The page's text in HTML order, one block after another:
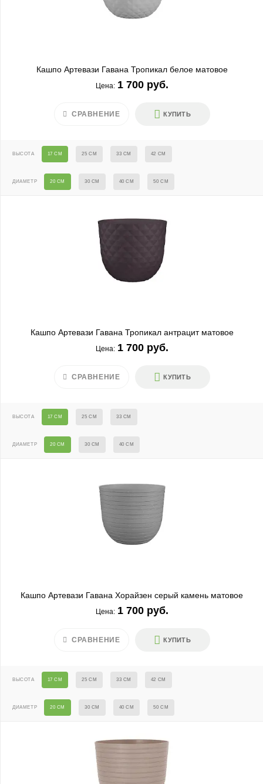
Кашпо Артевази Гавана Тропикал белое матовое
Цена: 1 700 руб.
КУПИТЬ
СРАВНЕНИЕ
ВЫСОТА 17 СМ 25 СМ 33 СМ 42 СМ
ДИАМЕТР 20 СМ 30 СМ 40 СМ 50 СМ
Кашпо Артевази Гавана Тропикал антрацит матовое
Цена: 1 700 руб.
КУПИТЬ
СРАВНЕНИЕ
ВЫСОТА 17 СМ 25 СМ 33 СМ
ДИАМЕТР 20 СМ 30 СМ 40 СМ
Кашпо Артевази Гавана Хорайзен серый камень матовое
Цена: 1 700 руб.
КУПИТЬ
СРАВНЕНИЕ
ВЫСОТА 17 СМ 25 СМ 33 СМ 42 СМ
ДИАМЕТР 20 СМ 30 СМ 40 СМ 50 СМ